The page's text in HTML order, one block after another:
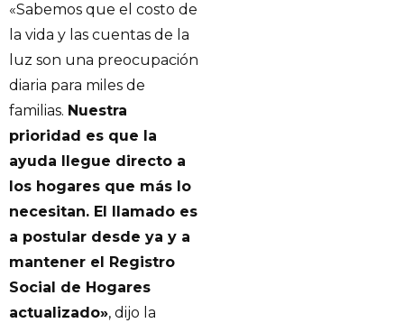
«Sabemos que el costo de
la vida y las cuentas de la
luz son una preocupación
diaria para miles de
familias. Nuestra
prioridad es que la
ayuda llegue directo a
los hogares que más lo
necesitan. El llamado es
a postular desde ya y a
mantener el Registro
Social de Hogares
actualizado», dijo la